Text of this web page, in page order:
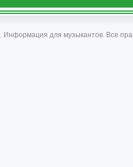
. Информация для музыкантов. Все